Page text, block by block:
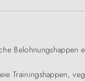
Trainingshappen,